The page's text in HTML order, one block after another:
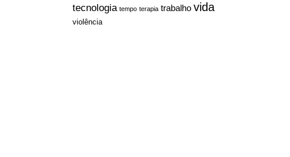
tecnologia tempo terapia trabalho vida
violência